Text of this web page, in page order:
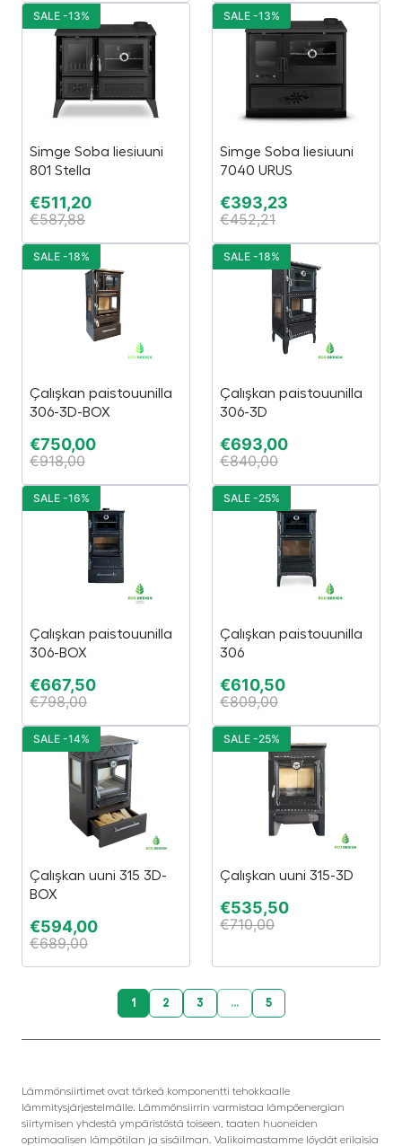
Simge Soba liesiuuni
801 Stella
€511,20
€587,88
SALE -13%
Simge Soba liesiuuni
7040 URUS
€393,23
€452,21
SALE -13%
Çalışkan paistouunilla
306-3D-BOX
€750,00
€918,00
SALE -18%
Çalışkan paistouunilla
306-3D
€693,00
€840,00
SALE -18%
Çalışkan paistouunilla
306-BOX
€667,50
€798,00
SALE -16%
Çalışkan paistouunilla
306
€610,50
€809,00
SALE -25%
Çalışkan uuni 315 3D-
BOX
€594,00
€689,00
SALE -14%
Çalışkan uuni 315-3D
€535,50
€710,00
SALE -25%
1 2 3 ... 5
Lämmönsiirtimet ovat tärkeä komponentti tehokkaalle
lämmitysjärjestelmälle. Lämmönsiirrin varmistaa lämpöenergian
siirtymisen yhdestä ympäristöstä toiseen, taaten huoneiden
optimaalisen lämpötilan ja sisäilman. Valikoimastamme löydät erilaisia